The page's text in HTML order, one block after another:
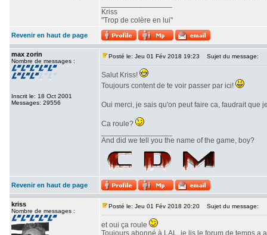
Kriss
"Trop de colère en lui"
Revenir en haut de page
max zorin
Nombre de messages :
Inscrit le: 18 Oct 2001
Messages: 29556
Posté le: Jeu 01 Fév 2018 19:23 Sujet du message:
Salut Kriss!
Toujours content de te voir passer par ici!
Oui merci, je sais qu'on peut faire ca, faudrait
Ca roule?
And did we tell you the name of the game, boy?
Revenir en haut de page
kriss
Nombre de messages :
Posté le: Jeu 01 Fév 2018 20:20 Sujet du message:
et oui ça roule
Toujours abonné à LAL, je lis le forum de temps a